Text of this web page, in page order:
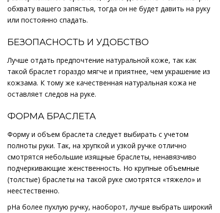
обхвату вашего запястья, тогда он не будет давить на руку
или постоянно спадать.
БЕЗОПАСНОСТЬ И УДОБСТВО
Лучше отдать предпочтение натуральной коже, так как
такой браслет гораздо мягче и приятнее, чем украшение из
кожзама. К тому же качественная натуральная кожа не
оставляет следов на руке.
ФОРМА БРАСЛЕТА
Форму и объем браслета следует выбирать с учетом
полноты руки. Так, на хрупкой и узкой ручке отлично
смотрятся небольшие изящные браслеты, ненавязчиво
подчеркивающие женственность. Но крупные объемные
(толстые) браслеты на такой руке смотрятся «тяжело» и
неестественно.
pНа более пухлую ручку, наоборот, лучше выбрать широкий